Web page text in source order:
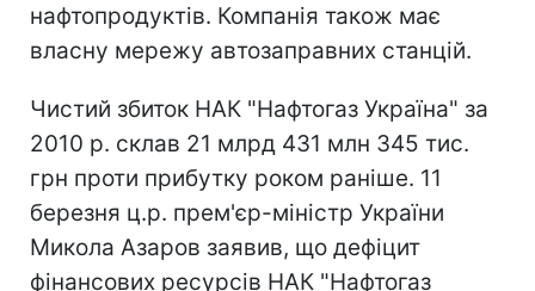
нафтопродуктів. Компанія також має
власну мережу автозаправних станцій.
Чистий збиток НАК "Нафтогаз Україна" за
2010 р. склав 21 млрд 431 млн 345 тис.
грн проти прибутку роком раніше. 11
березня ц.р. прем'єр-міністр України
Микола Азаров заявив, що дефіцит
фінансових ресурсів НАК "Нафтогаз